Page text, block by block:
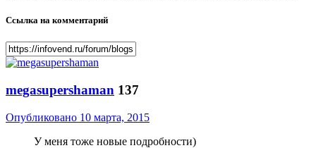
Ссылка на комментарий
megasupershaman 137
Опубликовано 10 марта, 2015
У меня тоже новые подробности)